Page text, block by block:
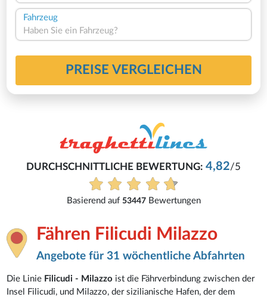
Fahrzeug
Haben Sie ein Fahrzeug?
PREISE VERGLEICHEN
DURCHSCHNITTLICHE BEWERTUNG: 4,82/5
Basierend auf 53447Bewertungen
Fähren Filicudi Milazzo
Angebote für 31 wöchentliche Abfahrten
Die Linie Filicudi - Milazzo ist die Fährverbindung zwischen der
Insel Filicudi, und Milazzo, der sizilianische Hafen, der dem